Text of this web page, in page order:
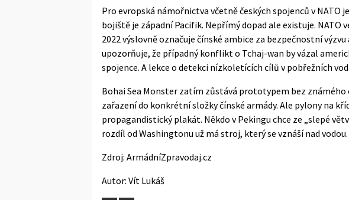
Pro evropská námořnictva včetně českých spojenců v
bojiště je západní Pacifik. Nepřímý dopad ale existuje. NATO
2022 výslovně označuje čínské ambice za bezpečnostní
upozorňuje, že případný konflikt o Tchaj-wan by vázal
spojence. A lekce o detekci nízkoletících cílů v pobřežních
Bohai Sea Monster zatím zůstává prototypem bez
zařazení do konkrétní složky čínské armády. Ale pylony na
propagandistický plakát. Někdo v Pekingu chce ze „slepé
rozdíl od Washingtonu už má stroj, který se vznáší nad vodou.
Zdroj: ArmádníZpravodaj.cz
Autor: Vít Lukáš